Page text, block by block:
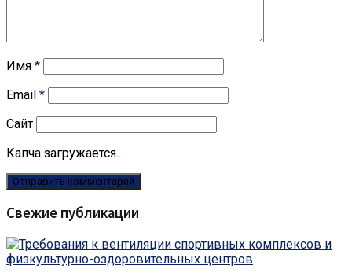
Имя *
Email *
Сайт
Капча загружается...
Свежие публикации